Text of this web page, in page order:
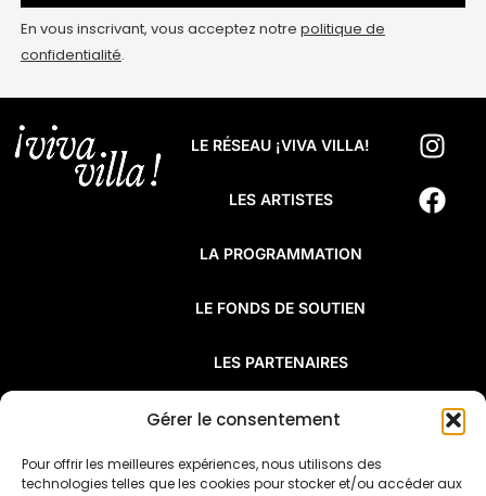
Gérer le consentement
Pour offrir les meilleures expériences, nous utilisons des
technologies telles que les cookies pour stocker et/ou accéder aux
En vous inscrivant, vous acceptez notre politique de
confidentialité.
LE RÉSEAU ¡VIVA VILLA!
LES ARTISTES
LA PROGRAMMATION
LE FONDS DE SOUTIEN
LES PARTENAIRES
FAQ
¡Viva Villa! est un réseau de résidences